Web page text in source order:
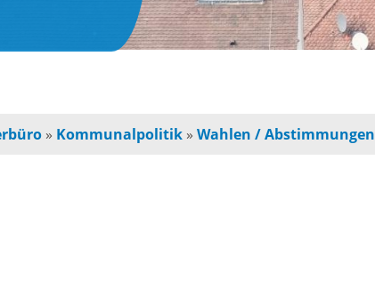
» Kommunalpolitik »Wahlen / Abstimmungen